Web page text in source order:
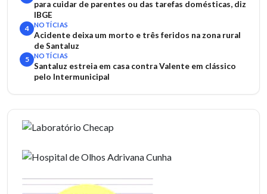
para cuidar de parentes ou das tarefas domésticas, diz
IBGE
4 NOTÍCIAS
Acidente deixa um morto e três feridos na zona rural
de Santaluz
5 NOTÍCIAS
Santaluz estreia em casa contra Valente em clássico
pelo Intermunicipal